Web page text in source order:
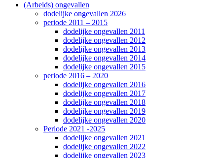
(Arbeids) ongevallen
dodelijke ongevallen 2026
periode 2011 – 2015
dodelijke ongevallen 2011
dodelijke ongevallen 2012
dodelijke ongevallen 2013
dodelijke ongevallen 2014
dodelijke ongevallen 2015
periode 2016 – 2020
dodelijke ongevallen 2016
dodelijke ongevallen 2017
dodelijke ongevallen 2018
dodelijke ongevallen 2019
dodelijke ongevallen 2020
Periode 2021 -2025
dodelijke ongevallen 2021
dodelijke ongevallen 2022
dodelijke ongevallen 2023